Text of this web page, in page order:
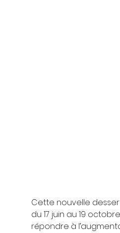
Cette nouvelle
du 17 juin au 19
répondre à